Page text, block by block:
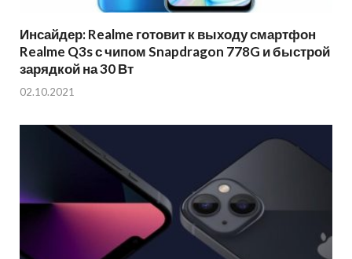
Инсайдер: Realme готовит к выходу смартфон
Realme Q3s с чипом Snapdragon 778G и быстрой
зарядкой на 30 Вт
02.10.2021